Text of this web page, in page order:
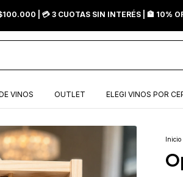
| 💳 3 CUOTAS SIN INTERÉS | 🏦 10%
VINOS OUTLET ELEGI VINOS POR
Inicio